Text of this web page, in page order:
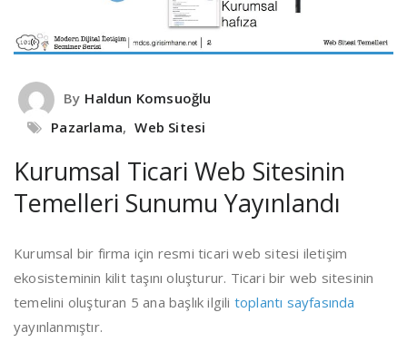
By Haldun Komsuoğlu
Pazarlama, Web Sitesi
Kurumsal Ticari Web Sitesinin
Temelleri Sunumu Yayınlandı
Kurumsal bir firma için resmi ticari web sitesi iletişim
ekosisteminin kilit taşını oluşturur. Ticari bir web sitesinin
temelini oluşturan 5 ana başlık ilgili toplantı sayfasında
yayınlanmıştır.